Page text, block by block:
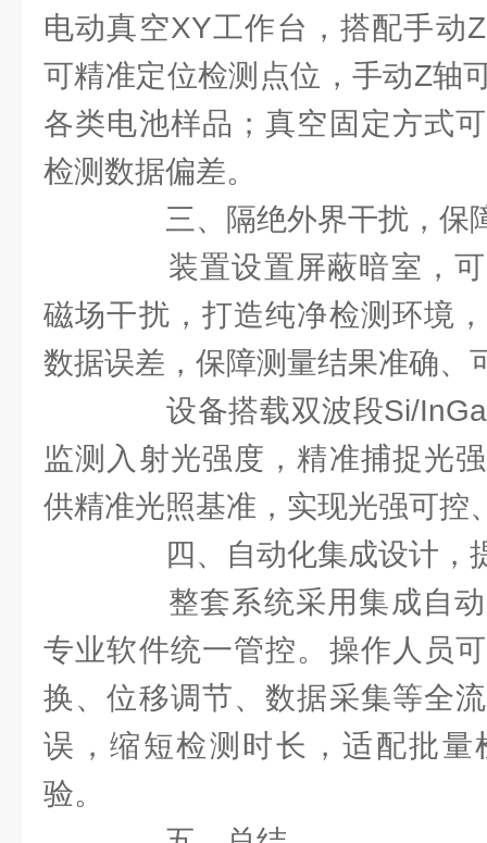
电动真空XY工作台，搭配手动
可精准定位检测点位，手动Z轴
各类电池样品；真空固定方式
检测数据偏差。
三、隔绝外界干扰，保
装置设置屏蔽暗室，可
磁场干扰，打造纯净检测环境
数据误差，保障测量结果准确、
设备搭载双波段Si/
监测入射光强度，精准捕捉光
供精准光照基准，实现光强可控
四、自动化集成设计，
整套系统采用集成自动
专业软件统一管控。操作人员
换、位移调节、数据采集等全
误，缩短检测时长，适配批量
验。